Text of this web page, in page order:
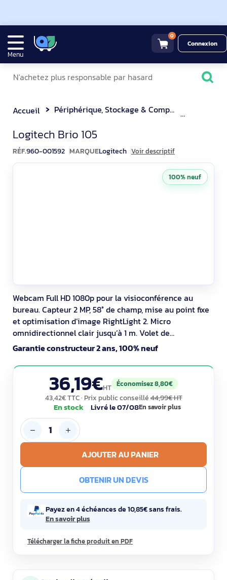
Menu
0
Connexion
Accueil Périphérique, Stockage & Composant
Logitech Brio 105
Logitech Brio 105
RÉF.960-001592 MARQUELogitech Voir descriptif
Webcam Full HD 1080p pour la visioconférence au
bureau. Capteur 2 MP, 58° de champ, mise au point fixe
et optimisation d’image RightLight 2. Micro
omnidirectionnel clair jusqu’à 1 m. Volet de
confidentialité coulissant. Connexion USB‑A plug and
play compatible Windows/macOS. Vidéo jusqu’à 30 ips,
en 720p ou 1080p. Plastiques recyclés 77 % et
emballage FSC.
Garantie constructeur 2 ans, 100% neuf
36,19€HT Économisez 8,80€
43,42€ TTC· Prix public conseillé44,99€ HT
En stock Livré le 07/08En savoir plus
AJOUTER AU PANIER
OBTENIR UN DEVIS
Payez en 4 échéances de 10,85€ sans frais.
En savoir plus
Télécharger la fiche produit en PDF
100% neuf